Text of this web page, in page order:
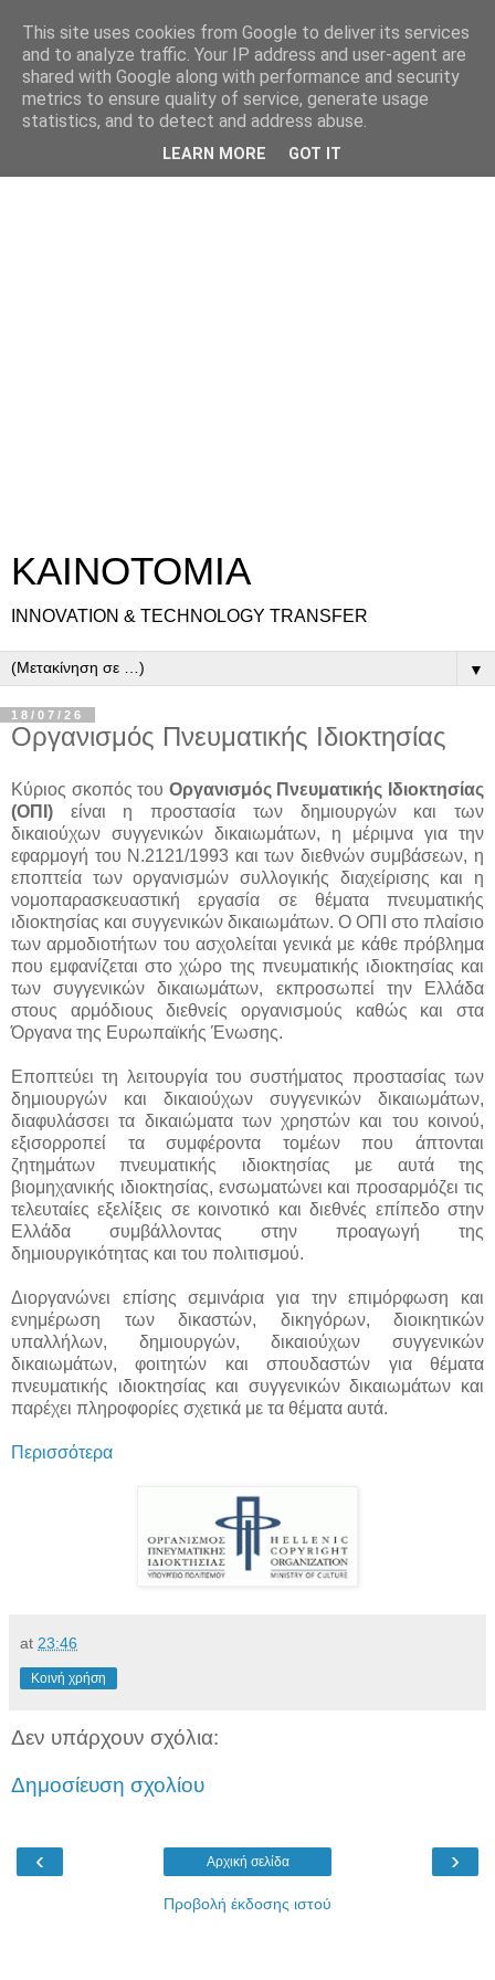
ΚΑΙΝΟΤΟΜΙΑ
INNOVATION & TECHNOLOGY TRANSFER
▼
18/07/26
Οργανισμός Πνευματικής Ιδιοκτησίας
Κύριος σκοπός του Οργανισμός Πνευματικής Ιδιοκτησίας
(ΟΠΙ) είναι η προστασία των δημιουργών και των
δικαιούχων συγγενικών δικαιωμάτων, η μέριμνα για την
εφαρμογή του Ν.2121/1993 και των διεθνών συμβάσεων, η
εποπτεία των οργανισμών συλλογικής διαχείρισης και η
νομοπαρασκευαστική εργασία σε θέματα πνευματικής
ιδιοκτησίας και συγγενικών δικαιωμάτων. Ο ΟΠΙ στο πλαίσιο
των αρμοδιοτήτων του ασχολείται γενικά με κάθε πρόβλημα
που εμφανίζεται στο χώρο της πνευματικής ιδιοκτησίας και
των συγγενικών δικαιωμάτων, εκπροσωπεί την Ελλάδα
στους αρμόδιους διεθνείς οργανισμούς καθώς και στα
Όργανα της Ευρωπαϊκής Ένωσης.
Εποπτεύει τη λειτουργία του συστήματος προστασίας των
δημιουργών και δικαιούχων συγγενικών δικαιωμάτων,
διαφυλάσσει τα δικαιώματα των χρηστών και του κοινού,
εξισορροπεί τα συμφέροντα τομέων που άπτονται
ζητημάτων πνευματικής ιδιοκτησίας με αυτά της
βιομηχανικής ιδιοκτησίας, ενσωματώνει και προσαρμόζει τις
τελευταίες εξελίξεις σε κοινοτικό και διεθνές επίπεδο στην
Ελλάδα συμβάλλοντας στην προαγωγή της
δημιουργικότητας και του πολιτισμού.
Διοργανώνει επίσης σεμινάρια για την επιμόρφωση και
ενημέρωση των δικαστών, δικηγόρων, διοικητικών
υπαλλήλων, δημιουργών, δικαιούχων συγγενικών
δικαιωμάτων, φοιτητών και σπουδαστών για θέματα
πνευματικής ιδιοκτησίας και συγγενικών δικαιωμάτων και
παρέχει πληροφορίες σχετικά με τα θέματα αυτά.
Περισσότερα
at 23:46
Κοινή χρήση
Δεν υπάρχουν σχόλια:
Δημοσίευση σχολίου
‹ ›
Αρχική σελίδα
Προβολή έκδοσης ιστού
This site uses cookies from Google to deliver its services
and to analyze traffic. Your IP address and user-agent are
shared with Google along with performance and security
metrics to ensure quality of service, generate usage
statistics, and to detect and address abuse.
LEARN MORE GOT IT